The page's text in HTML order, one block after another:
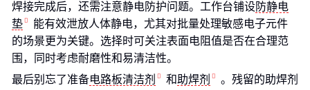
焊接完成后，还需注意静电防护问题。工作台铺设防静电
垫
能有效泄放人体静电，尤其对批量处理敏感电子元件
的场景更为关键。选择时可关注表面电阻值是否在合理范
围，同时考虑耐磨性和易清洁性。
最后别忘了准备电路板清洁剂 和助焊剂
。残留的助焊剂